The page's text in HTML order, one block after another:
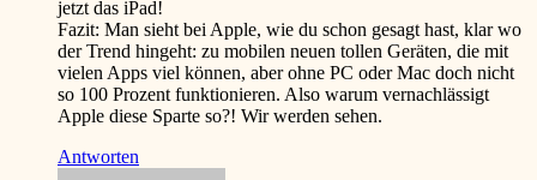
jetzt das iPad!
Fazit: Man sieht bei Apple, wie du schon gesagt hast, klar wo
der Trend hingeht: zu mobilen neuen tollen Geräten, die mit
vielen Apps viel können, aber ohne PC oder Mac doch nicht
so 100 Prozent funktionieren. Also warum vernachlässigt
Apple diese Sparte so?! Wir werden sehen.
Antworten